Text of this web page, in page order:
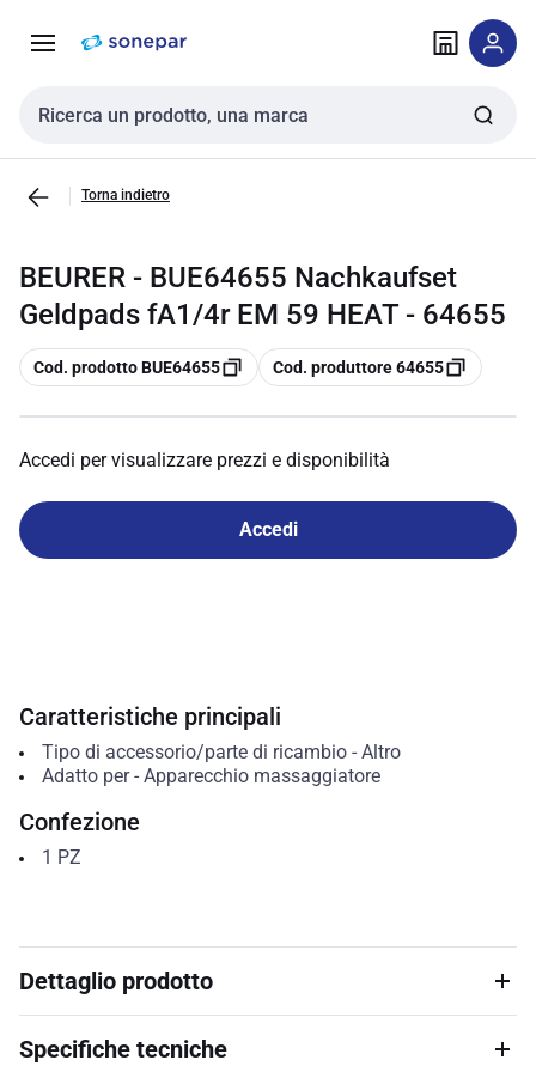
navigazione alla
Cerca input
Torna indietro
BEURER - BUE64655 Nachkaufset
Geldpads fA1/4r EM 59 HEAT - 64655
copia
Cod. prodotto BUE64655 copia
Cod. produttore 64655
Accedi per visualizzare prezzi e disponibilità
Accedi
Caratteristiche principali
Tipo di accessorio/parte di ricambio- Altro
Adatto per- Apparecchio massaggiatore
Confezione
1 PZ
Dettaglio prodotto
Specifiche tecniche